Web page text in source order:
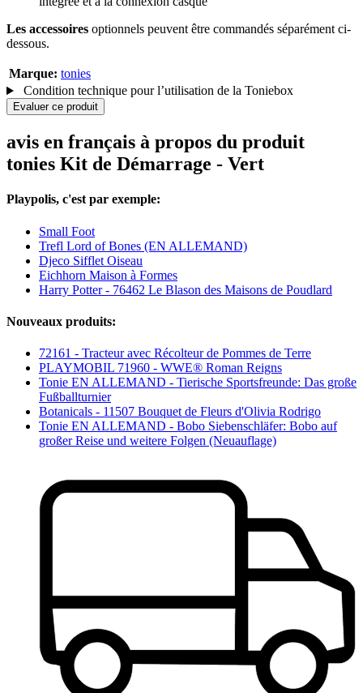
Les accessoires optionnels peuvent être commandés séparément ci-
dessous.
Marque: tonies
Condition technique pour l’utilisation de la Toniebox
Evaluer ce produit
avis en français à propos du produit
tonies Kit de Démarrage - Vert
Playpolis, c'est par exemple:
Small Foot
Trefl Lord of Bones (EN ALLEMAND)
Djeco Sifflet Oiseau
Eichhorn Maison à Formes
Harry Potter - 76462 Le Blason des Maisons de Poudlard
Nouveaux produits:
72161 - Tracteur avec Récolteur de Pommes de Terre
PLAYMOBIL 71960 - WWE® Roman Reigns
Tonie EN ALLEMAND - Tierische Sportsfreunde: Das große
Fußballturnier
Botanicals - 11507 Bouquet de Fleurs d'Olivia Rodrigo
Tonie EN ALLEMAND - Bobo Siebenschläfer: Bobo auf
großer Reise und weitere Folgen (Neuauflage)